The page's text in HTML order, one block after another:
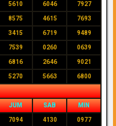
5610 6046 7927
8575 4615 7693
3415 6719 9489
7539 0260 0639
6816 2646 9021
5270 5663 6800
JUM SAB MIN
7094 4130 0977